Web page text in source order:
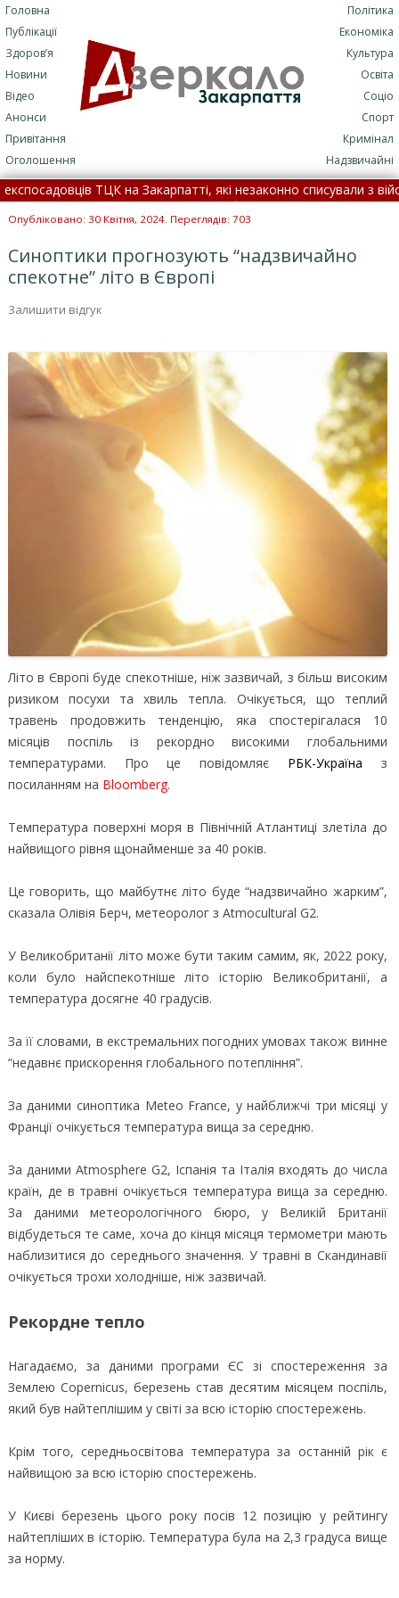
Головна
Публікації
Здоров’я
Новини
Відео
Анонси
Привітання
Оголошення
Політика
Економіка
Культура
Освіта
Соціо
Спорт
Кримінал
Надзвичайні
ТЦК на Закарпатті, які незаконно списували з
смертельна ДТП: подробиці трагедії (+ФОТО)• 7
Опубліковано: 30 Квітня, 2024. Переглядів: 703
Синоптики прогнозують “надзвичайно
спекотне” літо в Європі
Залишити відгук
Літо в Європі буде спекотніше, ніж зазвичай, з більш високим
ризиком посухи та хвиль тепла. Очікується, що теплий
травень продовжить тенденцію, яка спостерігалася 10
місяців поспіль із рекордно високими глобальними
температурами. Про це повідомляє РБК-Україна з
посиланням на Bloomberg.
Температура поверхні моря в Північній Атлантиці злетіла до
найвищого рівня щонайменше за 40 років.
Це говорить, що майбутнє літо буде “надзвичайно жарким”,
сказала Олівія Берч, метеоролог з Atmocultural G2.
У Великобританії літо може бути таким самим, як, 2022 року,
коли було найспекотніше літо історію Великобританії, а
температура досягне 40 градусів.
За її словами, в екстремальних погодних умовах також винне
“недавнє прискорення глобального потепління”.
За даними синоптика Meteo France, у найближчі три місяці у
Франції очікується температура вища за середню.
За даними Atmosphere G2, Іспанія та Італія входять до числа
країн, де в травні очікується температура вища за середню.
За даними метеорологічного бюро, у Великій Британії
відбудеться те саме, хоча до кінця місяця термометри мають
наблизитися до середнього значення. У травні в Скандинавії
очікується трохи холодніше, ніж зазвичай.
Рекордне тепло
Нагадаємо, за даними програми ЄС зі спостереження за
Землею Copernicus, березень став десятим місяцем поспіль,
який був найтеплішим у світі за всю історію спостережень.
Крім того, середньосвітова температура за останній рік є
найвищою за всю історію спостережень.
У Києві березень цього року посів 12 позицію у рейтингу
найтепліших в історію. Температура була на 2,3 градуса вище
за норму.